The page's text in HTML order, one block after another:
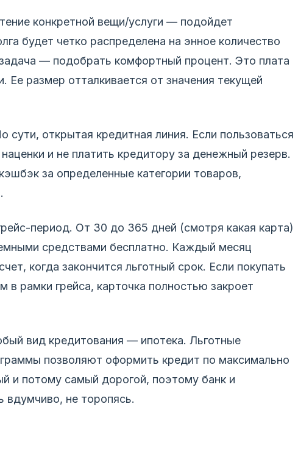
конкретной вещи/услуги — подойдет
будет четко распределена на энное количество
— подобрать комфортный процент. Это плата
Ее размер отталкивается от значения текущей
открытая кредитная линия. Если пользоваться
и не платить кредитору за денежный резерв.
за определенные категории товаров,
период. От 30 до 365 дней (смотря какая карта)
средствами бесплатно. Каждый месяц
когда закончится льготный срок. Если покупать
в рамки грейса, карточка полностью закроет
вид кредитования — ипотека. Льготные
позволяют оформить кредит по максимально
и потому самый дорогой, поэтому банк и
вдумчиво, не торопясь.